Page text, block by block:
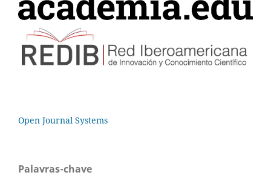
Open Journal Systems
Palavras-chave